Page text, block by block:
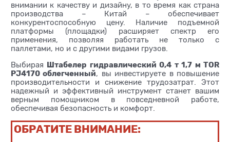
внимании к качеству и дизайну, в то время как страна
производства – Китай – обеспечивает
конкурентоспособную цену. Наличие подъемной
платформы (площадки) расширяет спектр его
применения, позволяя работать не только с
паллетами, но и с другими видами грузов.
Выбирая Штабелер гидравлический 0,4 т 1,7 м TOR
PJ4170 облегченный, вы инвестируете в повышение
производительности и снижение трудозатрат. Этот
надежный и эффективный инструмент станет вашим
верным помощником в повседневной работе,
обеспечивая безопасность и комфорт.
ОБРАТИТЕ ВНИМАНИЕ: